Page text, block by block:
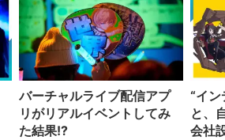
バーチャルライブ配信アプ
リがリアルイベントしてみ
た結果!?
“イ
と、
会社